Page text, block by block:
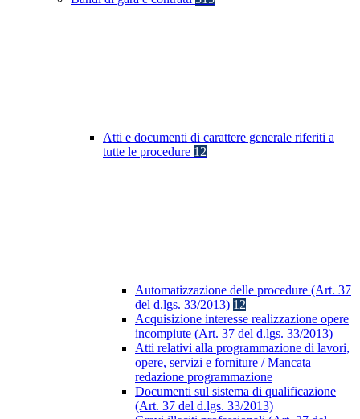
Atti e documenti di carattere generale riferiti a
tutte le procedure 12
Automatizzazione delle procedure (Art. 37
del d.lgs. 33/2013) 12
Acquisizione interesse realizzazione opere
incompiute (Art. 37 del d.lgs. 33/2013)
Atti relativi alla programmazione di lavori,
opere, servizi e forniture / Mancata
redazione programmazione
Documenti sul sistema di qualificazione
(Art. 37 del d.lgs. 33/2013)